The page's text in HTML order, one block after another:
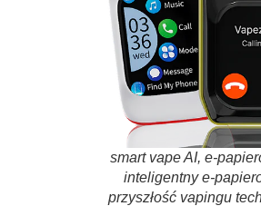
smart vape AI, e-
inteligentny e-
przyszłość vapingu